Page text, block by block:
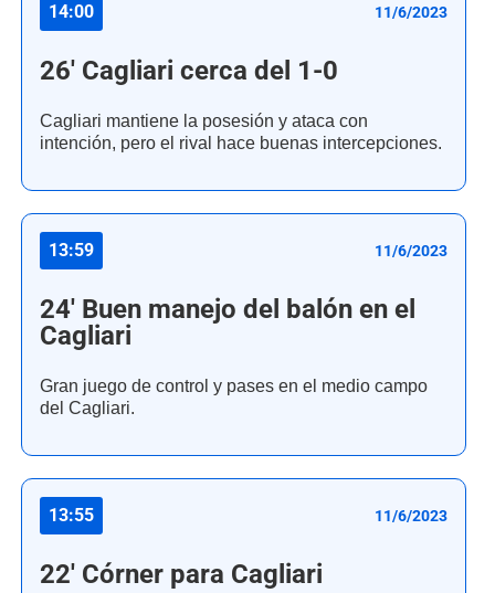
14:00 11/6/2023
26' Cagliari cerca del 1-0
Cagliari mantiene la posesión y ataca con
intención, pero el rival hace buenas intercepciones.
13:59 11/6/2023
24' Buen manejo del balón en el
Cagliari
Gran juego de control y pases en el medio campo
del Cagliari.
13:55 11/6/2023
22' Córner para Cagliari